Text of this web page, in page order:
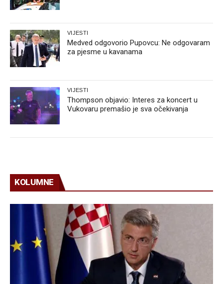
VIJESTI
Medved odgovorio Pupovcu: Ne odgovaram
za pjesme u kavanama
VIJESTI
Thompson objavio: Interes za koncert u
Vukovaru premašio je sva očekivanja
KOLUMNE